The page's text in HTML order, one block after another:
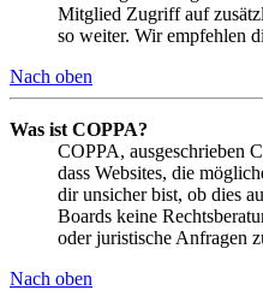
Mitglied Zugriff auf
so weiter. Wir empfehlen
Nach oben
Was ist COPPA?
COPPA, ausgeschrieben
dass Websites, die
dir unsicher bist, ob dies
Boards keine
oder juristische Anfragen
Nach oben